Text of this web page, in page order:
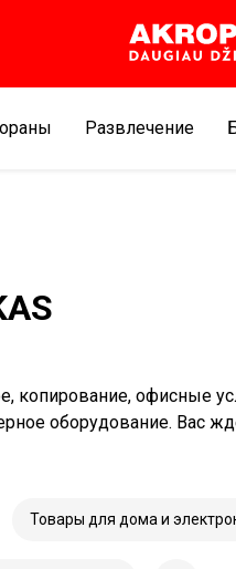
Развлечение
копирование, офисные
оборудование. Вас
Товары для дома и